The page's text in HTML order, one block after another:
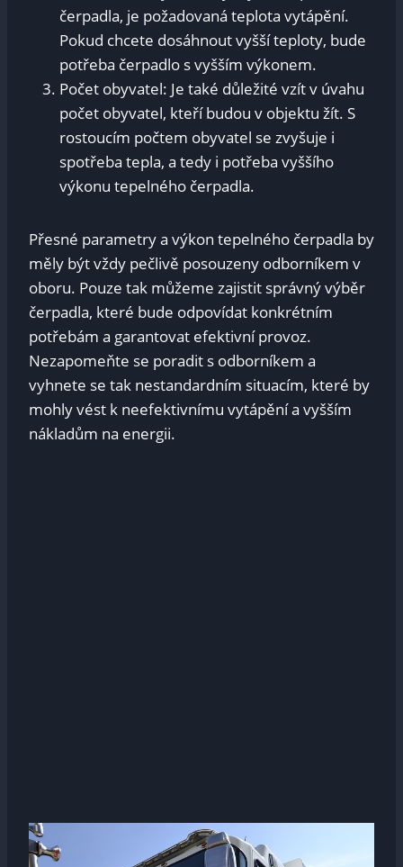
čerpadla, je požadovaná teplota vytápění.
Pokud chcete dosáhnout vyšší teploty, bude
potřeba čerpadlo s vyšším výkonem.
Počet obyvatel: Je také důležité vzít v úvahu
počet obyvatel, kteří budou v objektu žít. S
rostoucím počtem obyvatel se zvyšuje i
spotřeba tepla, a tedy i potřeba vyššího
výkonu tepelného čerpadla.
Přesné parametry a výkon tepelného čerpadla by
měly být vždy pečlivě posouzeny odborníkem v
oboru. Pouze tak můžeme zajistit správný výběr
čerpadla, které bude odpovídat konkrétním
potřebám a garantovat efektivní provoz.
Nezapomeňte se poradit s odborníkem a
vyhnete se tak nestandardním situacím, které by
mohly vést k neefektivnímu vytápění a vyšším
nákladům na energii.